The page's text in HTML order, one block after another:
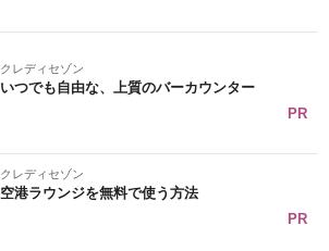
クレディセゾン
いつでも自由な、上質のバーカウンター
PR
クレディセゾン
空港ラウンジを無料で使う方法
PR